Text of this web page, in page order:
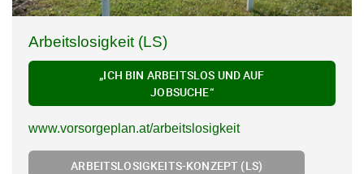
Arbeitslosigkeit (LS)
„ICH BIN ARBEITSLOS UND AUF
JOBSUCHE“
www.vorsorgeplan.at/arbeitslosigkeit
ARBEITSLOSIGKEITS-KONZEPT (LS)